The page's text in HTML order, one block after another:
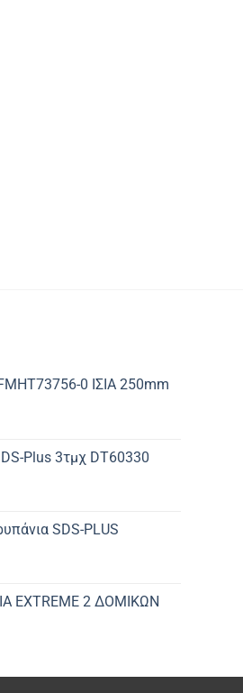
0 ΙΣΙΑ 250mm
Plus 3τμχ DT60330
SDS-PLUS
EXTREME 2 ΔΟΜΙΚΩΝ